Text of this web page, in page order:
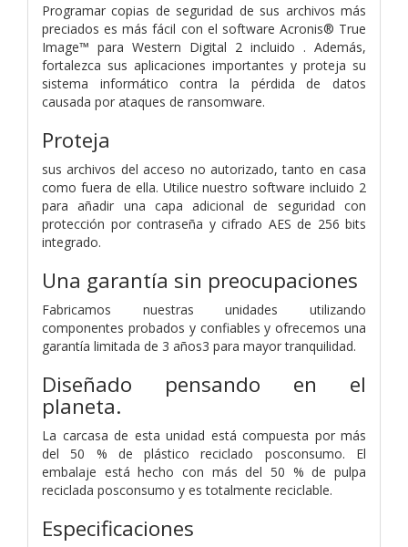
Programar copias de seguridad de sus archivos más
preciados es más fácil con el software Acronis® True
Image™ para Western Digital 2 incluido . Además,
fortalezca sus aplicaciones importantes y proteja su
sistema informático contra la pérdida de datos
causada por ataques de ransomware.
Proteja
sus archivos del acceso no autorizado, tanto en casa
como fuera de ella. Utilice nuestro software incluido 2
para añadir una capa adicional de seguridad con
protección por contraseña y cifrado AES de 256 bits
integrado.
Una garantía sin preocupaciones
Fabricamos nuestras unidades utilizando
componentes probados y confiables y ofrecemos una
garantía limitada de 3 años3 para mayor tranquilidad.
Diseñado pensando en el
planeta.
La carcasa de esta unidad está compuesta por más
del 50 % de plástico reciclado posconsumo. El
embalaje está hecho con más del 50 % de pulpa
reciclada posconsumo y es totalmente reciclable.
Especificaciones